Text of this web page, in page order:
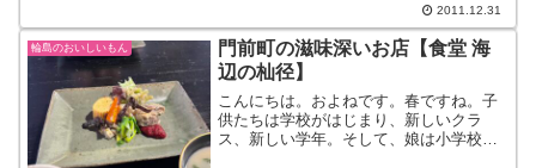
2011.12.31
輪島のおいしいもん
門前町の滋味深いお店【食堂 海
辺の杣径】
こんにちは。およねです。春ですね。子
供たちは学校がはじまり、新しいクラ
ス、新しい学年。そして、娘は小学校か